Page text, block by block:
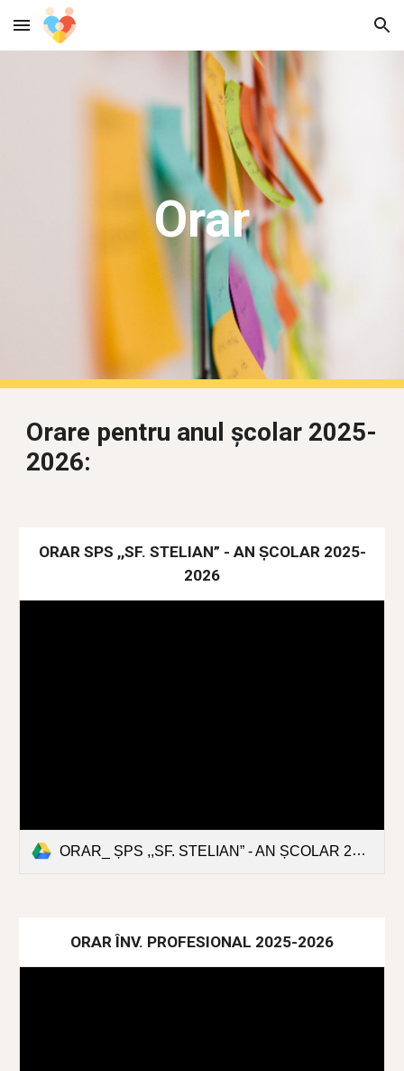
Skip to main content Skip to navigation
Orar
Orare pentru anul școlar 2025-
2026:
ORAR SPS ,,SF. STELIAN” - AN ȘCOLAR 2025-
2026
ORAR_ ȘPS ,,SF. STELIAN” - AN ȘCOLAR 2025-2026.xlsx
ORAR ÎNV. PROFESIONAL 2025-2026